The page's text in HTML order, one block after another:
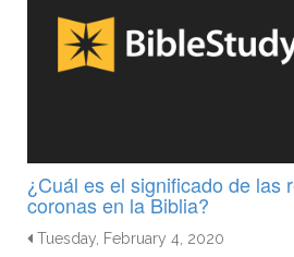
¿Cuál es el significado de las
coronas en la Biblia?
Tuesday, February 4, 2020